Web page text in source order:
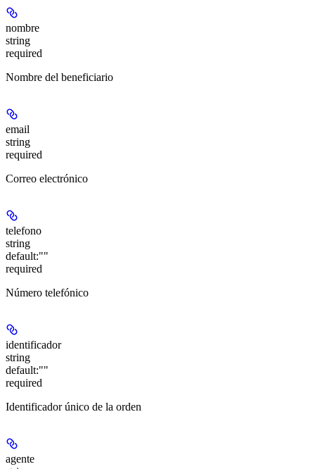
nombre
string
required
Nombre del beneficiario
email
string
required
Correo electrónico
telefono
string
default:""
required
Número telefónico
identificador
string
default:""
required
Identificador único de la orden
agente